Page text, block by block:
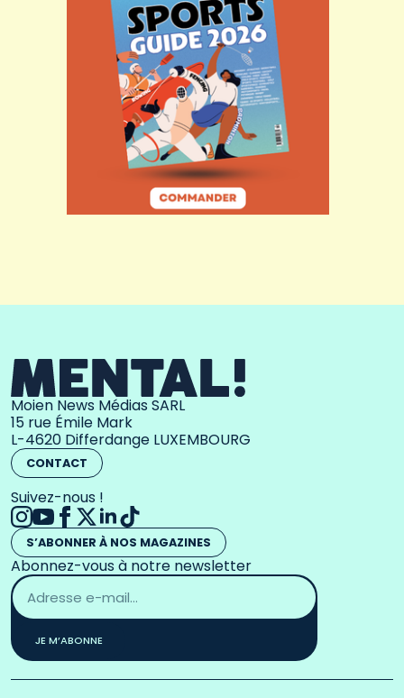
Moien News Médias SARL
15 rue Émile Mark
L-4620 Differdange LUXEMBOURG
CONTACT
Suivez-nous !
S’ABONNER À NOS MAGAZINES
Abonnez-vous à notre newsletter
Adresse
email
*
JE M’ABONNE